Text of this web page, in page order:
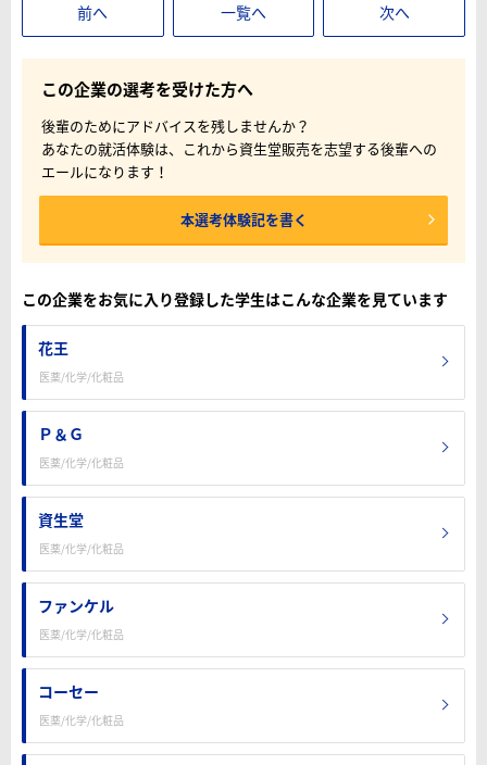
前へ 一覧へ 次へ
この企業の選考を受けた方へ
後輩のためにアドバイスを残しませんか？
あなたの就活体験は、これから資生堂販売を志望する後輩への
エールになります！
本選考体験記を書く
この企業をお気に入り登録した学生はこんな企業を見ています
花王
医薬/化学/化粧品
Ｐ＆Ｇ
医薬/化学/化粧品
資生堂
医薬/化学/化粧品
ファンケル
医薬/化学/化粧品
コーセー
医薬/化学/化粧品